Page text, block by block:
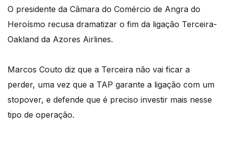
O presidente da Câmara do Comércio de Angra do
Heroísmo recusa dramatizar o fim da ligação Terceira-
Oakland da Azores Airlines.
Marcos Couto diz que a Terceira não vai ficar a
perder, uma vez que a TAP garante a ligação com um
stopover, e defende que é preciso investir mais nesse
tipo de operação.